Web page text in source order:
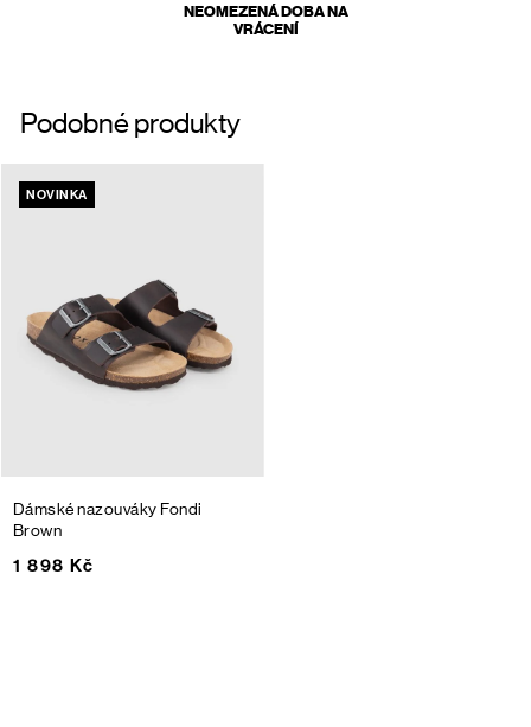
NEOMEZENÁ DOBA NA
VRÁCENÍ
Podobné produkty
NOVINKA
Dámské nazouváky Fondi
Brown
1 898 Kč